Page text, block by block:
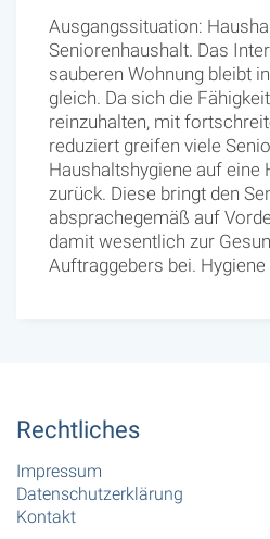
Ausgangssituation:
Seniorenhaushalt. Das
sauberen Wohnung bleibt
gleich. Da sich die
reinzuhalten, mit
reduziert greifen viele
Haushaltshygiene auf eine
zurück. Diese bringt den
absprachegemäß auf
damit wesentlich zur
Auftraggebers bei.
Rechtliches
Impressum
Datenschutzerklärung
Kontakt